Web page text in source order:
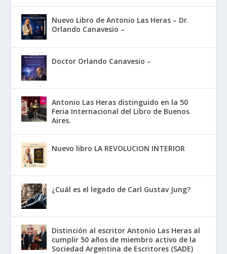
Nuevo Libro de Antonio Las Heras – Dr.
Orlando Canavesio –
Doctor Orlando Canavesio –
Antonio Las Heras distinguido en la 50
Feria Internacional del Libro de Buenos
Aires.
Nuevo libro LA REVOLUCION INTERIOR
¿Cuál es el legado de Carl Gustav Jung?
Distinción al escritor Antonio Las Heras al
cumplir 50 años de miembro activo de la
Sociedad Argentina de Escritores (SADE)